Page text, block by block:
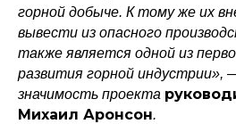
горной добыче. К тому же их
вывести из опасного
также является одной из
развития горной индустрии»,
значимость проекта
Михаил Аронсон.